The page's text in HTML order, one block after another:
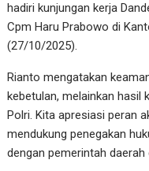
hadiri kunjungan kerja
Cpm Haru Prabowo di
(27/10/2025).
Rianto mengatakan
kebetulan, melainkan hasil
Polri. Kita apresiasi peran
mendukung penegakan
dengan pemerintah